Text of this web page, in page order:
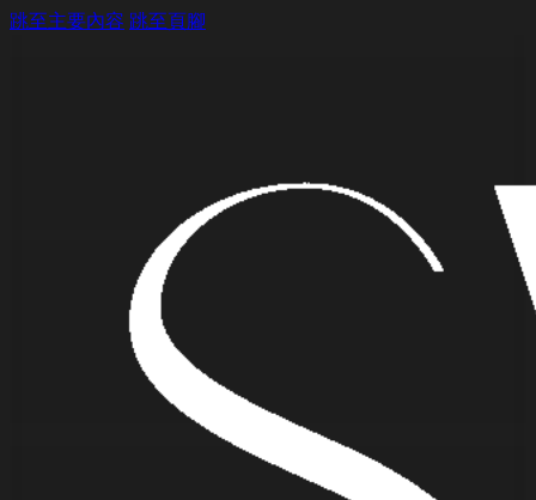
跳至主要內容 跳至頁腳